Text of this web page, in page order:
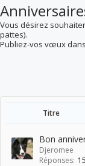
Vous désirez
pattes).
Publiez-vos vœux
Titre
Bon
Djeromee
Réponses: 15